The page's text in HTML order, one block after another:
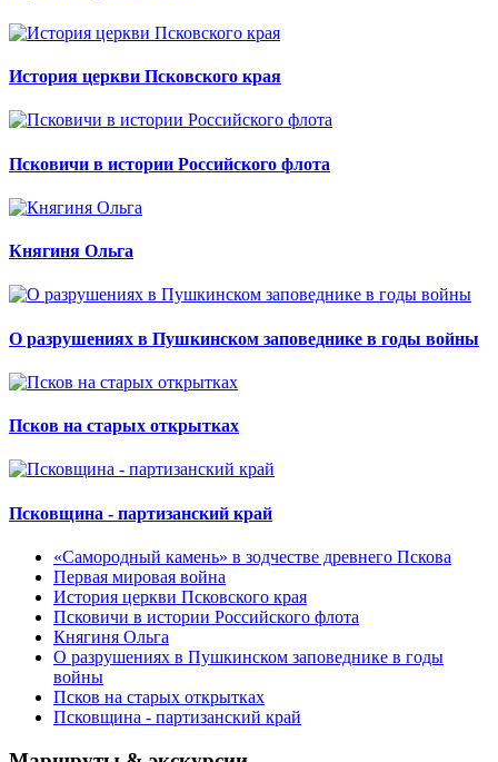
История церкви Псковского края
Псковичи в истории Российского флота
Княгиня Ольга
О разрушениях в Пушкинском заповеднике в годы войны
Псков на старых открытках
Псковщина - партизанский край
«Самородный камень» в зодчестве древнего Пскова
Первая мировая война
История церкви Псковского края
Псковичи в истории Российского флота
Княгиня Ольга
О разрушениях в Пушкинском заповеднике в годы
войны
Псков на старых открытках
Псковщина - партизанский край